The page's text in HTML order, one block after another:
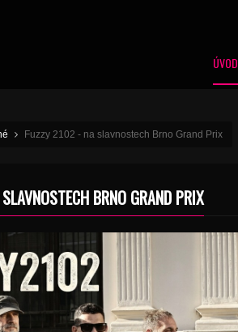
ÚVOD
Fuzzy 2102 - na slavnostech Brno Grand Prix
BRNO GRAND PRIX